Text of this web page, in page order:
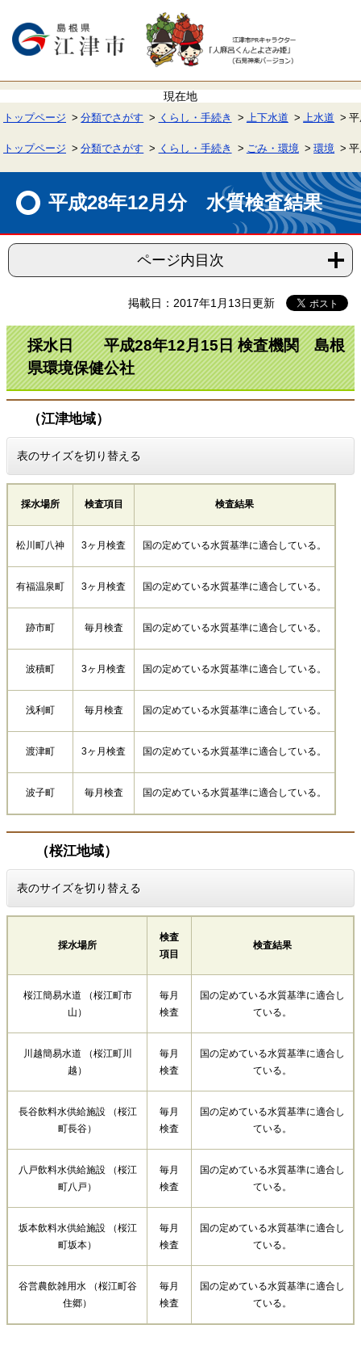
で
ば
本
へ
トップページ 分類でさがす くらし・手続き 上下水道 上水道
トップページ 分類でさがす くらし・手続き ごみ・環境 環境
平成28年12月分 水質検査結果
ページ内目次
掲載日：2017年1月13日更新
採水日 平成28年12月15日 検査機関 島根
県環境保健公社
（江津地域）
表のサイズを切り替える
採水場所 検査項目 検査結果
松川町八神 3ヶ月検査 国の定めている水質基準に適合している。
有福温泉町 3ヶ月検査 国の定めている水質基準に適合している。
跡市町 毎月検査 国の定めている水質基準に適合している。
波積町 3ヶ月検査 国の定めている水質基準に適合している。
浅利町 毎月検査 国の定めている水質基準に適合している。
渡津町 3ヶ月検査 国の定めている水質基準に適合している。
波子町 毎月検査 国の定めている水質基準に適合している。
（桜江地域）
表のサイズを切り替える
採水場所
検査
項目
検査結果
桜江簡易水道 （桜江町市
山）
毎月
検査
国の定めている水質基準に適合し
ている。
川越簡易水道 （桜江町川
越）
毎月
検査
国の定めている水質基準に適合し
ている。
長谷飲料水供給施設 （桜江
町長谷）
毎月
検査
国の定めている水質基準に適合し
ている。
八戸飲料水供給施設 （桜江
町八戸）
毎月
検査
国の定めている水質基準に適合し
ている。
坂本飲料水供給施設 （桜江
町坂本）
毎月
検査
国の定めている水質基準に適合し
ている。
谷営農飲雑用水 （桜江町谷
住郷）
毎月
検査
国の定めている水質基準に適合し
ている。